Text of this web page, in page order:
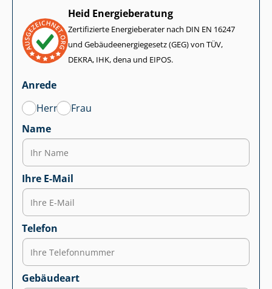
Heid Energieberatung
Zertifizierte Energieberater nach DIN EN 16247
und Ge­bäu­de­en­er­gie­ge­setz (GEG) von TÜV,
DEKRA, IHK, dena und EIPOS.
Anrede
Herr
Frau
Name
Ihre E-Mail
Telefon
Gebäudeart